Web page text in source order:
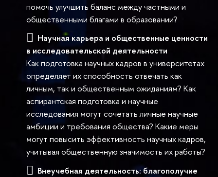
помочь улучшить баланс между частными и
общественными благами в образовании?
Научная карьера и общественные ценности
в исследовательской деятельности
Как подготовка научных кадров в университетах
определяет их способность отвечать как
личным, так и общественным ожиданиям? Как
аспирантская подготовка и научные
исследования могут сочетать личные научные
амбиции и требования общества? Какие меры
могут повысить эффективность научных кадров,
учитывая общественную значимость их работы?
Внеучебная деятельность: благополучие